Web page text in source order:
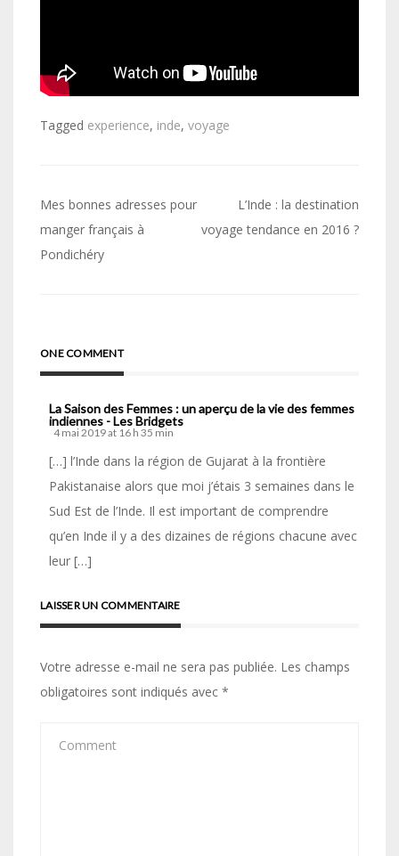
Tagged experience, inde, voyage
Navigation
de
l’article
Mes bonnes adresses pour
manger français à
Pondichéry
L’Inde : la destination
voyage tendance en 2016 ?
ONE COMMENT
La Saison des Femmes : un aperçu de la vie des femmes
indiennes - Les Bridgets
4 mai 2019 at 16 h 35 min
[…] l’Inde dans la région de Gujarat à la frontière
Pakistanaise alors que moi j’étais 3 semaines dans le
Sud Est de l’Inde. Il est important de comprendre
qu’en Inde il y a des dizaines de régions chacune avec
leur […]
LAISSER UN COMMENTAIRE
Votre adresse e-mail ne sera pas publiée. Les champs
obligatoires sont indiqués avec *